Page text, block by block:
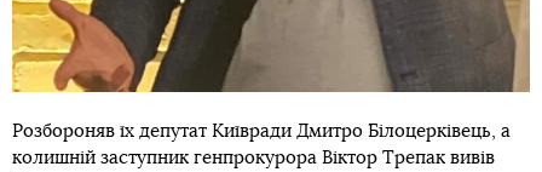
Розбороняв їх депутат Київради Дмитро Білоцерківець, а
колишній заступник генпрокурора Віктор Трепак вивів